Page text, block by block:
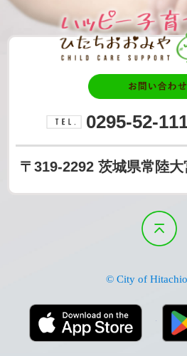
電話番号
0295-52-
〒319-2292 茨城県常陸
© City of